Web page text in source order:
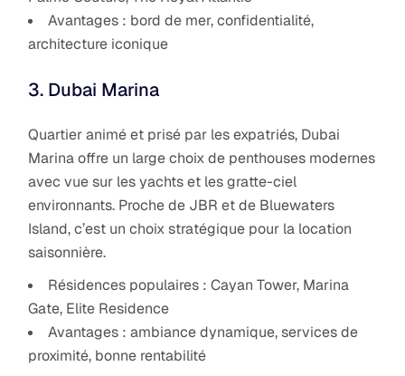
Avantages : bord de mer, confidentialité,
architecture iconique
3. Dubai Marina
Quartier animé et prisé par les expatriés, Dubai
Marina offre un large choix de penthouses modernes
avec vue sur les yachts et les gratte-ciel
environnants. Proche de JBR et de Bluewaters
Island, c’est un choix stratégique pour la location
saisonnière.
Résidences populaires : Cayan Tower, Marina
Gate, Elite Residence
Avantages : ambiance dynamique, services de
proximité, bonne rentabilité